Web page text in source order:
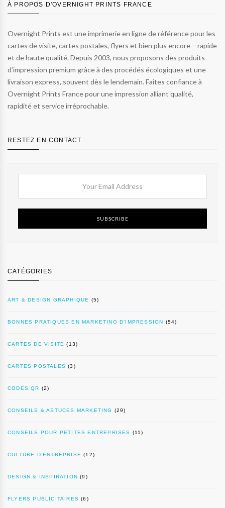
À PROPOS D'OVERNIGHT PRINTS FRANCE
Overnight Prints est une imprimerie en ligne de référence pour les
cartes de visite, cartes postales, flyers et bien plus encore – rapide
et de haute qualité. Depuis 2003, nous proposons des produits
d’impression premium grâce à des procédés écologiques et une
livraison express, souvent dès le lendemain. Faites confiance à
Overnight Prints France pour une impression alliant qualité,
rapidité et service irréprochable.
RESTEZ EN CONTACT
SUBSCRIBE
CATÉGORIES
ART & DESIGN GRAPHIQUE (5)
BONNES PRATIQUES EN MARKETING D’IMPRESSION (54)
CARTES DE VISITE (13)
CARTES POSTALES (3)
CODES QR (2)
CONSEILS & ASTUCES MARKETING (29)
CONSEILS POUR PETITES ENTREPRISES (11)
CULTURE D’ENTREPRISE (12)
DESIGN & INSPIRATION (9)
FLYERS PUBLICITAIRES (6)